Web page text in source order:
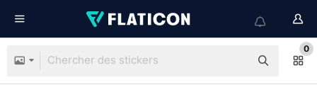
0